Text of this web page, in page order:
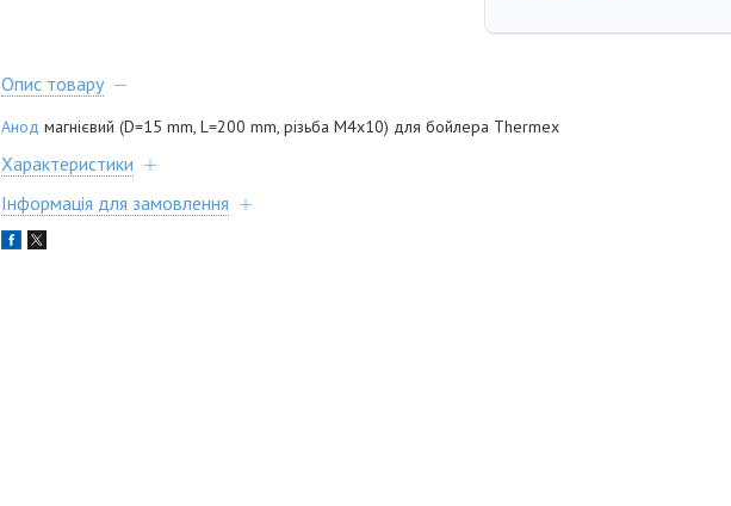
Опис товару
Анод магнієвий (D=15 mm, L=200 mm, різьба M4x10) для бойлера Thermex
Характеристики
Інформація для замовлення